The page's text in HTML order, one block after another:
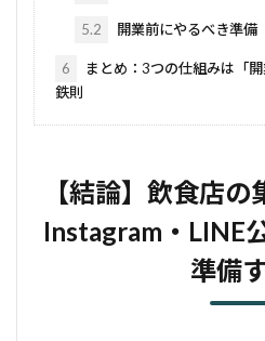
5.2 開業前にやるべき準備
6
まとめ：3つの仕組みは「
鉄則
【結論】飲食店の
Instagram・LINE
準備